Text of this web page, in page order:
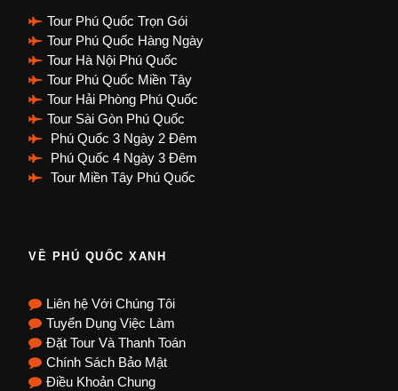
Tour Phú Quốc Trọn Gói
Tour Phú Quốc Hàng Ngày
Tour Hà Nội Phú Quốc
Tour Phú Quốc Miền Tây
Tour Hải Phòng Phú Quốc
Tour Sài Gòn Phú Quốc
Phú Quốc 3 Ngày 2 Đêm
Phú Quốc 4 Ngày 3 Đêm
Tour Miền Tây Phú Quốc
VỀ PHÚ QUỐC XANH
Liên hệ Với Chúng Tôi
Tuyển Dụng Việc Làm
Đặt Tour Và Thanh Toán
Chính Sách Bảo Mật
Điều Khoản Chung